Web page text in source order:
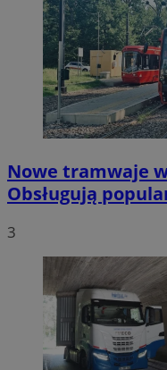
Nowe tramwaje
Obsługują
3